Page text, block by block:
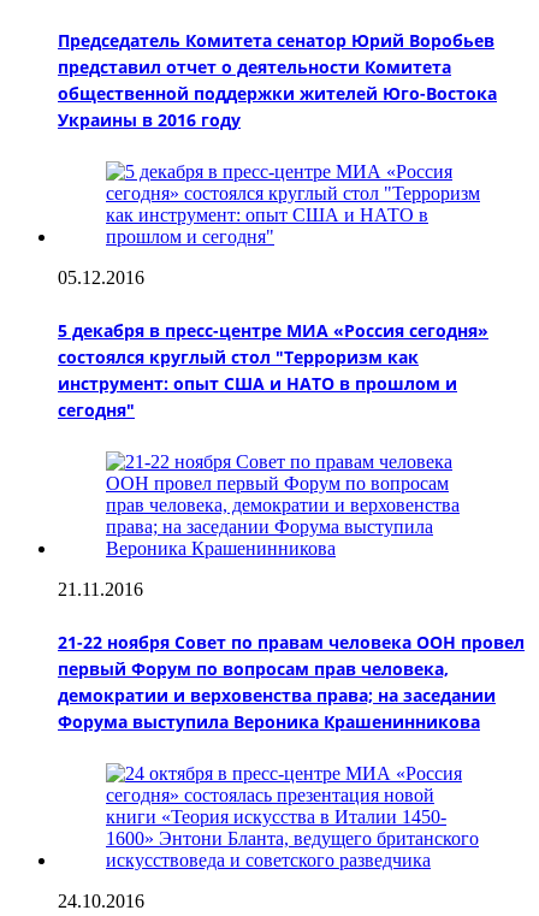
Председатель Комитета сенатор Юрий Воробьев
представил отчет о деятельности Комитета
общественной поддержки жителей Юго-Востока
Украины в 2016 году
05.12.2016
5 декабря в пресс-центре МИА «Россия сегодня»
состоялся круглый стол "Терроризм как
инструмент: опыт США и НАТО в прошлом и
сегодня"
21.11.2016
21-22 ноября Совет по правам человека ООН провел
первый Форум по вопросам прав человека,
демократии и верховенства права; на заседании
Форума выступила Вероника Крашенинникова
24.10.2016